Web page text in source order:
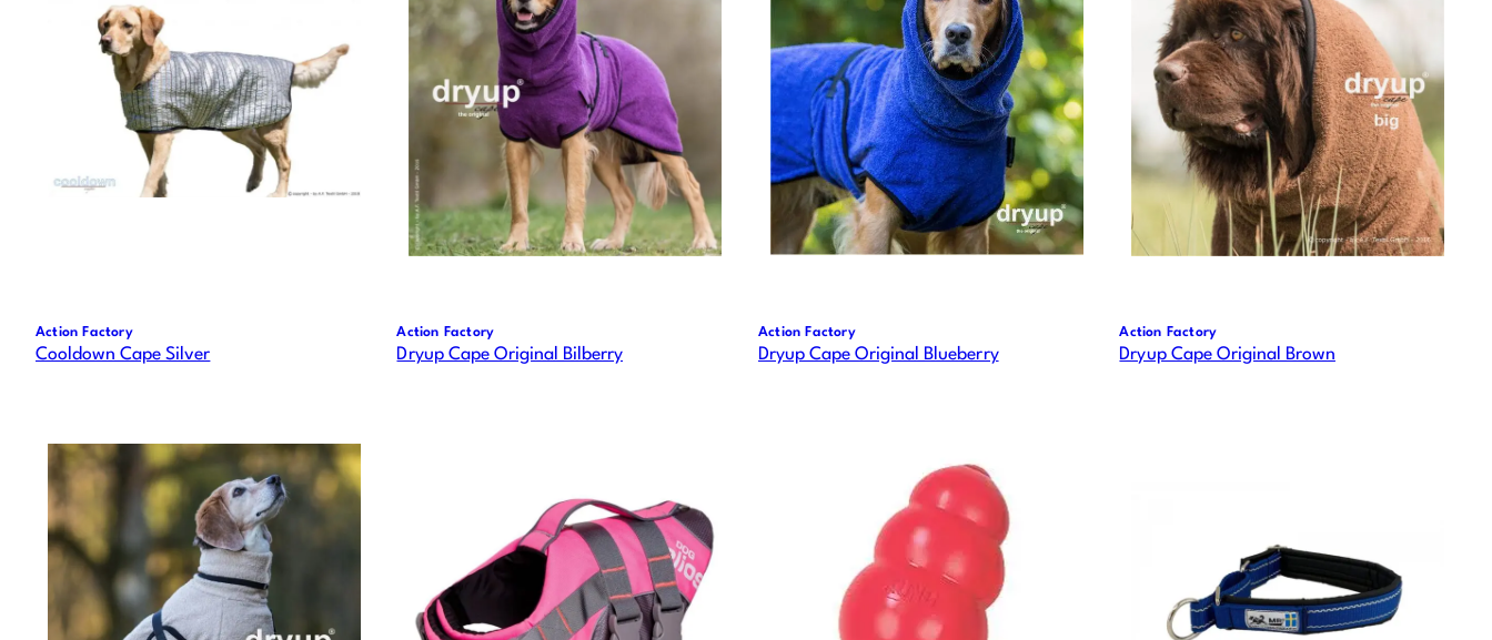
Action Factory
Cooldown Cape Silver
Action Factory
Dryup Cape Original Bilberry
Action Factory
Dryup Cape Original Blueberry
Action Factory
Dryup Cape Original Brown